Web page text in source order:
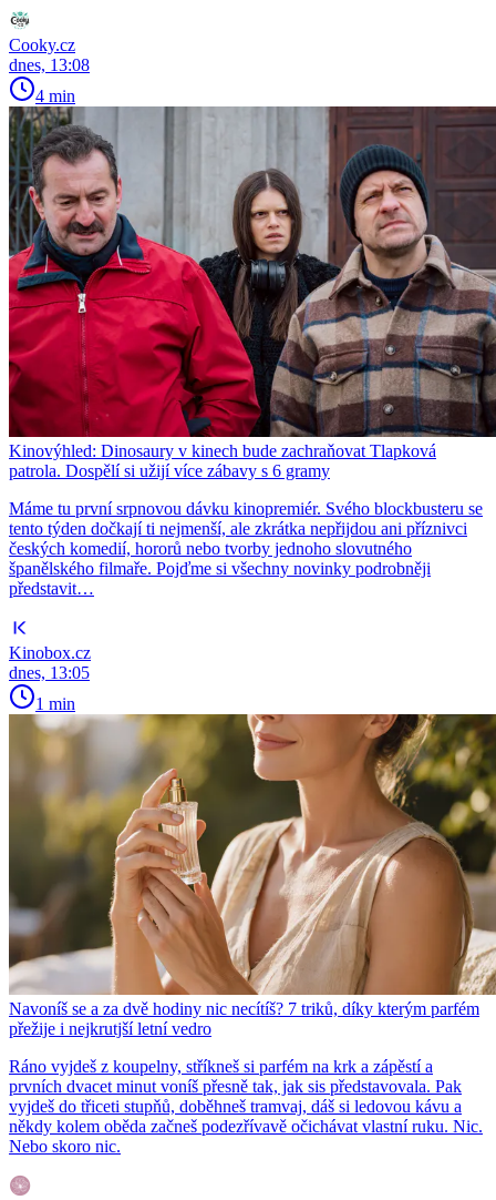
Cooky.cz
dnes, 13:08
4 min
Kinovýhled: Dinosaury v kinech bude zachraňovat Tlapková
patrola. Dospělí si užijí více zábavy s 6 gramy
Máme tu první srpnovou dávku kinopremiér. Svého blockbusteru se
tento týden dočkají ti nejmenší, ale zkrátka nepřijdou ani příznivci
českých komedií, hororů nebo tvorby jednoho slovutného
španělského filmaře. Pojďme si všechny novinky podrobněji
představit…
Kinobox.cz
dnes, 13:05
1 min
Navoníš se a za dvě hodiny nic necítíš? 7 triků, díky kterým parfém
přežije i nejkrutjší letní vedro
Ráno vyjdeš z koupelny, stříkneš si parfém na krk a zápěstí a
prvních dvacet minut voníš přesně tak, jak sis představovala. Pak
vyjdeš do třiceti stupňů, doběhneš tramvaj, dáš si ledovou kávu a
někdy kolem oběda začneš podezřívavě očichávat vlastní ruku. Nic.
Nebo skoro nic.